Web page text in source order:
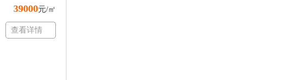
39000元/㎡
查看详情